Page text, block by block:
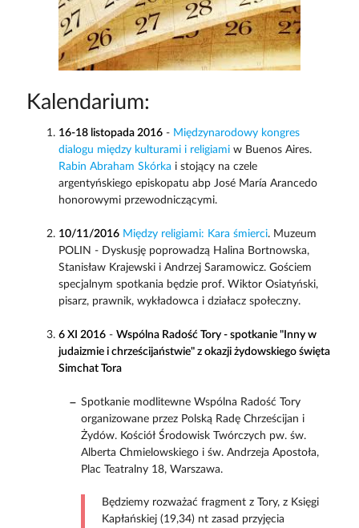
Kalendarium:
16-18 listopada 2016- Międzynarodowy kongres
dialogu między kulturami i religiami w Buenos Aires.
Rabin Abraham Skórka i stojący na czele
argentyńskiego episkopatu abp José María Arancedo
honorowymi przewodniczącymi.
10/11/2016 Między religiami: Kara śmierci. Muzeum
POLIN - Dyskusję poprowadzą Halina Bortnowska,
Stanisław Krajewski i Andrzej Saramowicz. Gościem
specjalnym spotkania będzie prof. Wiktor Osiatyński,
pisarz, prawnik, wykładowca i działacz społeczny.
6 XI 2016- Wspólna Radość Tory - spotkanie "Inny w
judaizmie i chrześcijaństwie" z okazji żydowskiego święta
Simchat Tora
Spotkanie modlitewne Wspólna Radość Tory
organizowane przez Polską Radę Chrześcijan i
Żydów. Kościół Środowisk Twórczych pw. św.
Alberta Chmielowskiego i św. Andrzeja Apostoła,
Plac Teatralny 18, Warszawa.
Będziemy rozważać fragment z Tory, z Księgi
Kapłańskiej (19,34) nt zasad przyjęcia